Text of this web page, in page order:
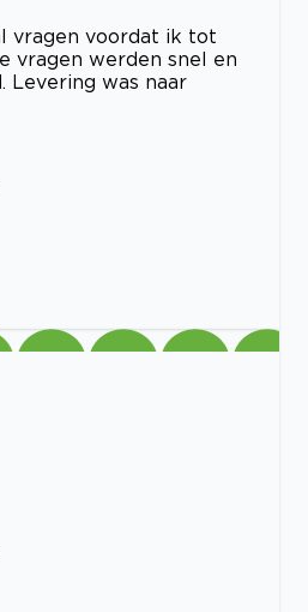
vragen voordat ik tot
vragen werden snel en
Levering was naar